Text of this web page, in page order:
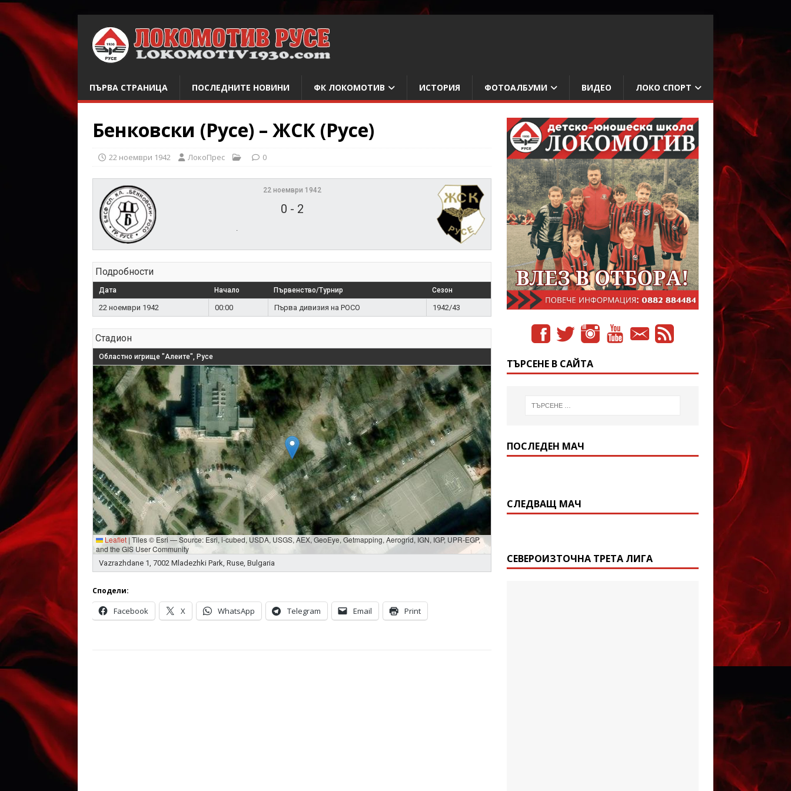
ПЪРВА СТРАНИЦА ПОСЛЕДНИТЕ НОВИНИ ФК ЛОКОМОТИВ ИСТОРИЯ ФОТОАЛБУМИ ВИДЕО ЛОКО СПОРТ
Бенковски (Русе) – ЖСК (Русе)
22 ноември 1942 ЛокоПрес 0
22 ноември 1942
0 - 2
.
Подробности
Дата Начало Първенство/Турнир Сезон
22 ноември 1942 00:00 Първа дивизия на РОСО 1942/43
Стадион
Областно игрище "Алеите", Русе
Leaflet | Tiles © Esri — Source: Esri, i-cubed, USDA, USGS, AEX, GeoEye, Getmapping, Aerogrid, IGN, IGP, UPR-EGP,
and the GIS User Community
Vazrazhdane 1, 7002 Mladezhki Park, Ruse, Bulgaria
Сподели:
Facebook X WhatsApp Telegram Email Print
ТЪРСЕНЕ В САЙТА
ПОСЛЕДЕН МАЧ
СЛЕДВАЩ МАЧ
СЕВЕРОИЗТОЧНА ТРЕТА ЛИГА